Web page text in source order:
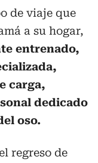
de viaje que
a su hogar,
entrenado,
carga,
dedicado
oso.
regreso de